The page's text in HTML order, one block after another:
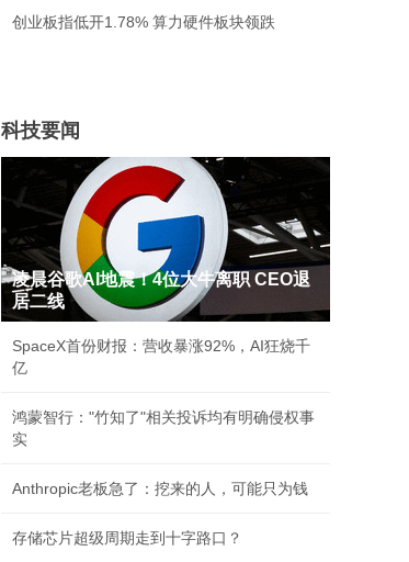
创业板指低开1.78% 算力硬件板块领跌
科技要闻
凌晨谷歌AI地震！4位大牛离职 CEO退
居二线
SpaceX首份财报：营收暴涨92%，AI狂烧千
亿
鸿蒙智行："竹知了"相关投诉均有明确侵权事
实
Anthropic老板急了：挖来的人，可能只为钱
存储芯片超级周期走到十字路口？